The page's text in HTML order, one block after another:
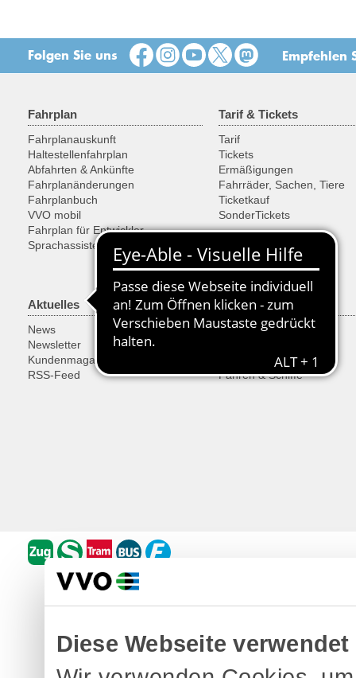
Diese Webseite
Folgen Sie uns Empfehlen
Fahrplan
Fahrplanauskunft
Haltestellenfahrplan
Abfahrten & Ankünfte
Fahrplanänderungen
Fahrplanbuch
VVO mobil
Fahrplan für Entwickler
Sprachassistent Alexa
Tarif & Tickets
Tarif
Tickets
Ermäßigungen
Fahrräder, Sachen, Tiere
Ticketkauf
SonderTickets
Aktuelles
News
Newsletter
Kundenmagazin
RSS-Feed
Freizeit
Ausflugsregionen
Historische Fahrzeuge
Fähren & Schiffe